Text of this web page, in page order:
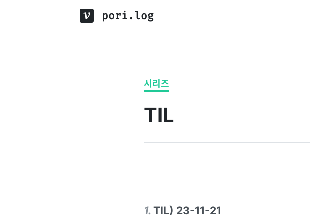
pori.log
시리즈
TIL
1. TIL) 23-11-21